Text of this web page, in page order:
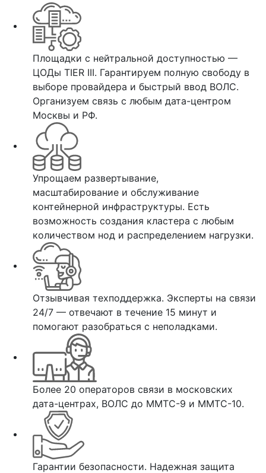
Площадки с нейтральной доступностью —
ЦОДы TIER III. Гарантируем полную свободу в
выборе провайдера и быстрый ввод ВОЛС.
Организуем связь с любым дата-центром
Москвы и РФ.
Упрощаем развертывание,
масштабирование и обслуживание
контейнерной инфраструктуры. Есть
возможность создания кластера с любым
количеством нод и распределением нагрузки.
Отзывчивая техподдержка. Эксперты на связи
24/7 — отвечают в течение 15 минут и
помогают разобраться с неполадками.
Более 20 операторов связи в московских
дата-центрах, ВОЛС до ММТС-9 и ММТС-10.
Гарантии безопасности. Надежная защита